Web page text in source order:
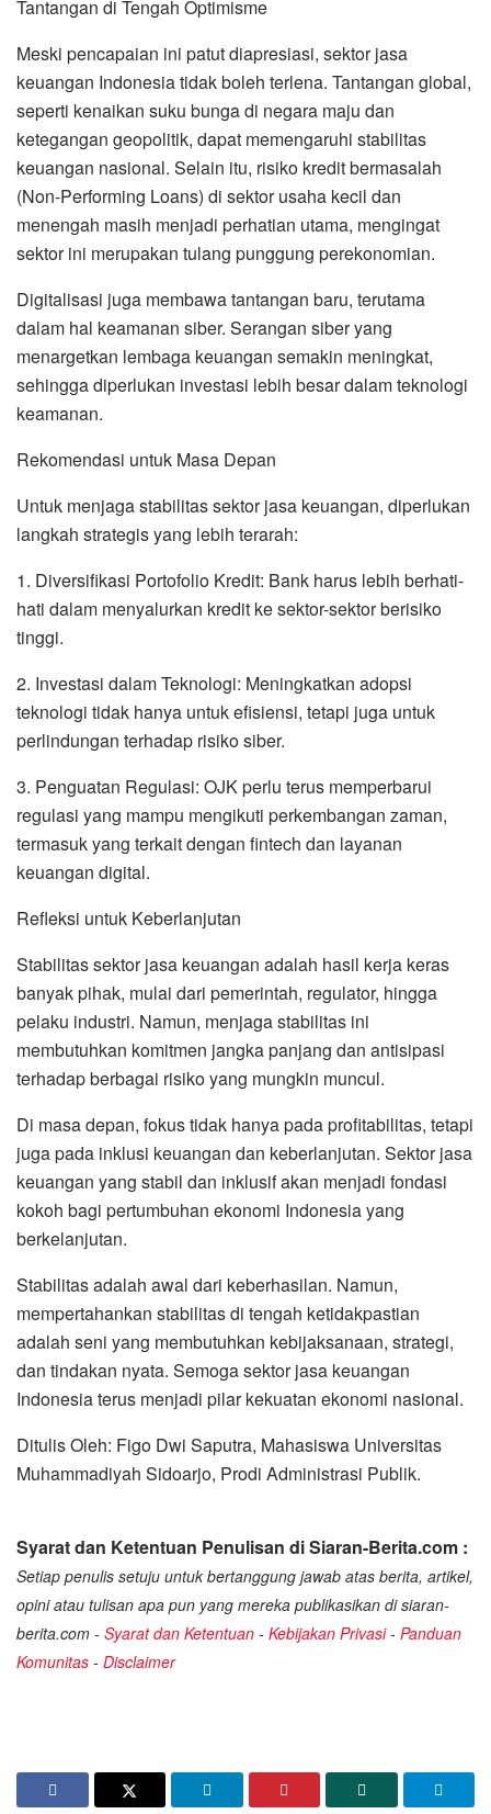
Tantangan di Tengah Optimisme
Meski pencapaian ini patut diapresiasi, sektor jasa
keuangan Indonesia tidak boleh terlena. Tantangan global,
seperti kenaikan suku bunga di negara maju dan
ketegangan geopolitik, dapat memengaruhi stabilitas
keuangan nasional. Selain itu, risiko kredit bermasalah
(Non-Performing Loans) di sektor usaha kecil dan
menengah masih menjadi perhatian utama, mengingat
sektor ini merupakan tulang punggung perekonomian.
Digitalisasi juga membawa tantangan baru, terutama
dalam hal keamanan siber. Serangan siber yang
menargetkan lembaga keuangan semakin meningkat,
sehingga diperlukan investasi lebih besar dalam teknologi
keamanan.
Rekomendasi untuk Masa Depan
Untuk menjaga stabilitas sektor jasa keuangan, diperlukan
langkah strategis yang lebih terarah:
1. Diversifikasi Portofolio Kredit: Bank harus lebih berhati-
hati dalam menyalurkan kredit ke sektor-sektor berisiko
tinggi.
2. Investasi dalam Teknologi: Meningkatkan adopsi
teknologi tidak hanya untuk efisiensi, tetapi juga untuk
perlindungan terhadap risiko siber.
3. Penguatan Regulasi: OJK perlu terus memperbarui
regulasi yang mampu mengikuti perkembangan zaman,
termasuk yang terkait dengan fintech dan layanan
keuangan digital.
Refleksi untuk Keberlanjutan
Stabilitas sektor jasa keuangan adalah hasil kerja keras
banyak pihak, mulai dari pemerintah, regulator, hingga
pelaku industri. Namun, menjaga stabilitas ini
membutuhkan komitmen jangka panjang dan antisipasi
terhadap berbagai risiko yang mungkin muncul.
Di masa depan, fokus tidak hanya pada profitabilitas, tetapi
juga pada inklusi keuangan dan keberlanjutan. Sektor jasa
keuangan yang stabil dan inklusif akan menjadi fondasi
kokoh bagi pertumbuhan ekonomi Indonesia yang
berkelanjutan.
Stabilitas adalah awal dari keberhasilan. Namun,
mempertahankan stabilitas di tengah ketidakpastian
adalah seni yang membutuhkan kebijaksanaan, strategi,
dan tindakan nyata. Semoga sektor jasa keuangan
Indonesia terus menjadi pilar kekuatan ekonomi nasional.
Ditulis Oleh: Figo Dwi Saputra, Mahasiswa Universitas
Muhammadiyah Sidoarjo, Prodi Administrasi Publik.
Syarat dan Ketentuan Penulisan di Siaran-Berita.com :
Setiap penulis setuju untuk bertanggung jawab atas berita, artikel,
opini atau tulisan apa pun yang mereka publikasikan di siaran-
berita.com - Syarat dan Ketentuan - Kebijakan Privasi- Panduan
Komunitas - Disclaimer